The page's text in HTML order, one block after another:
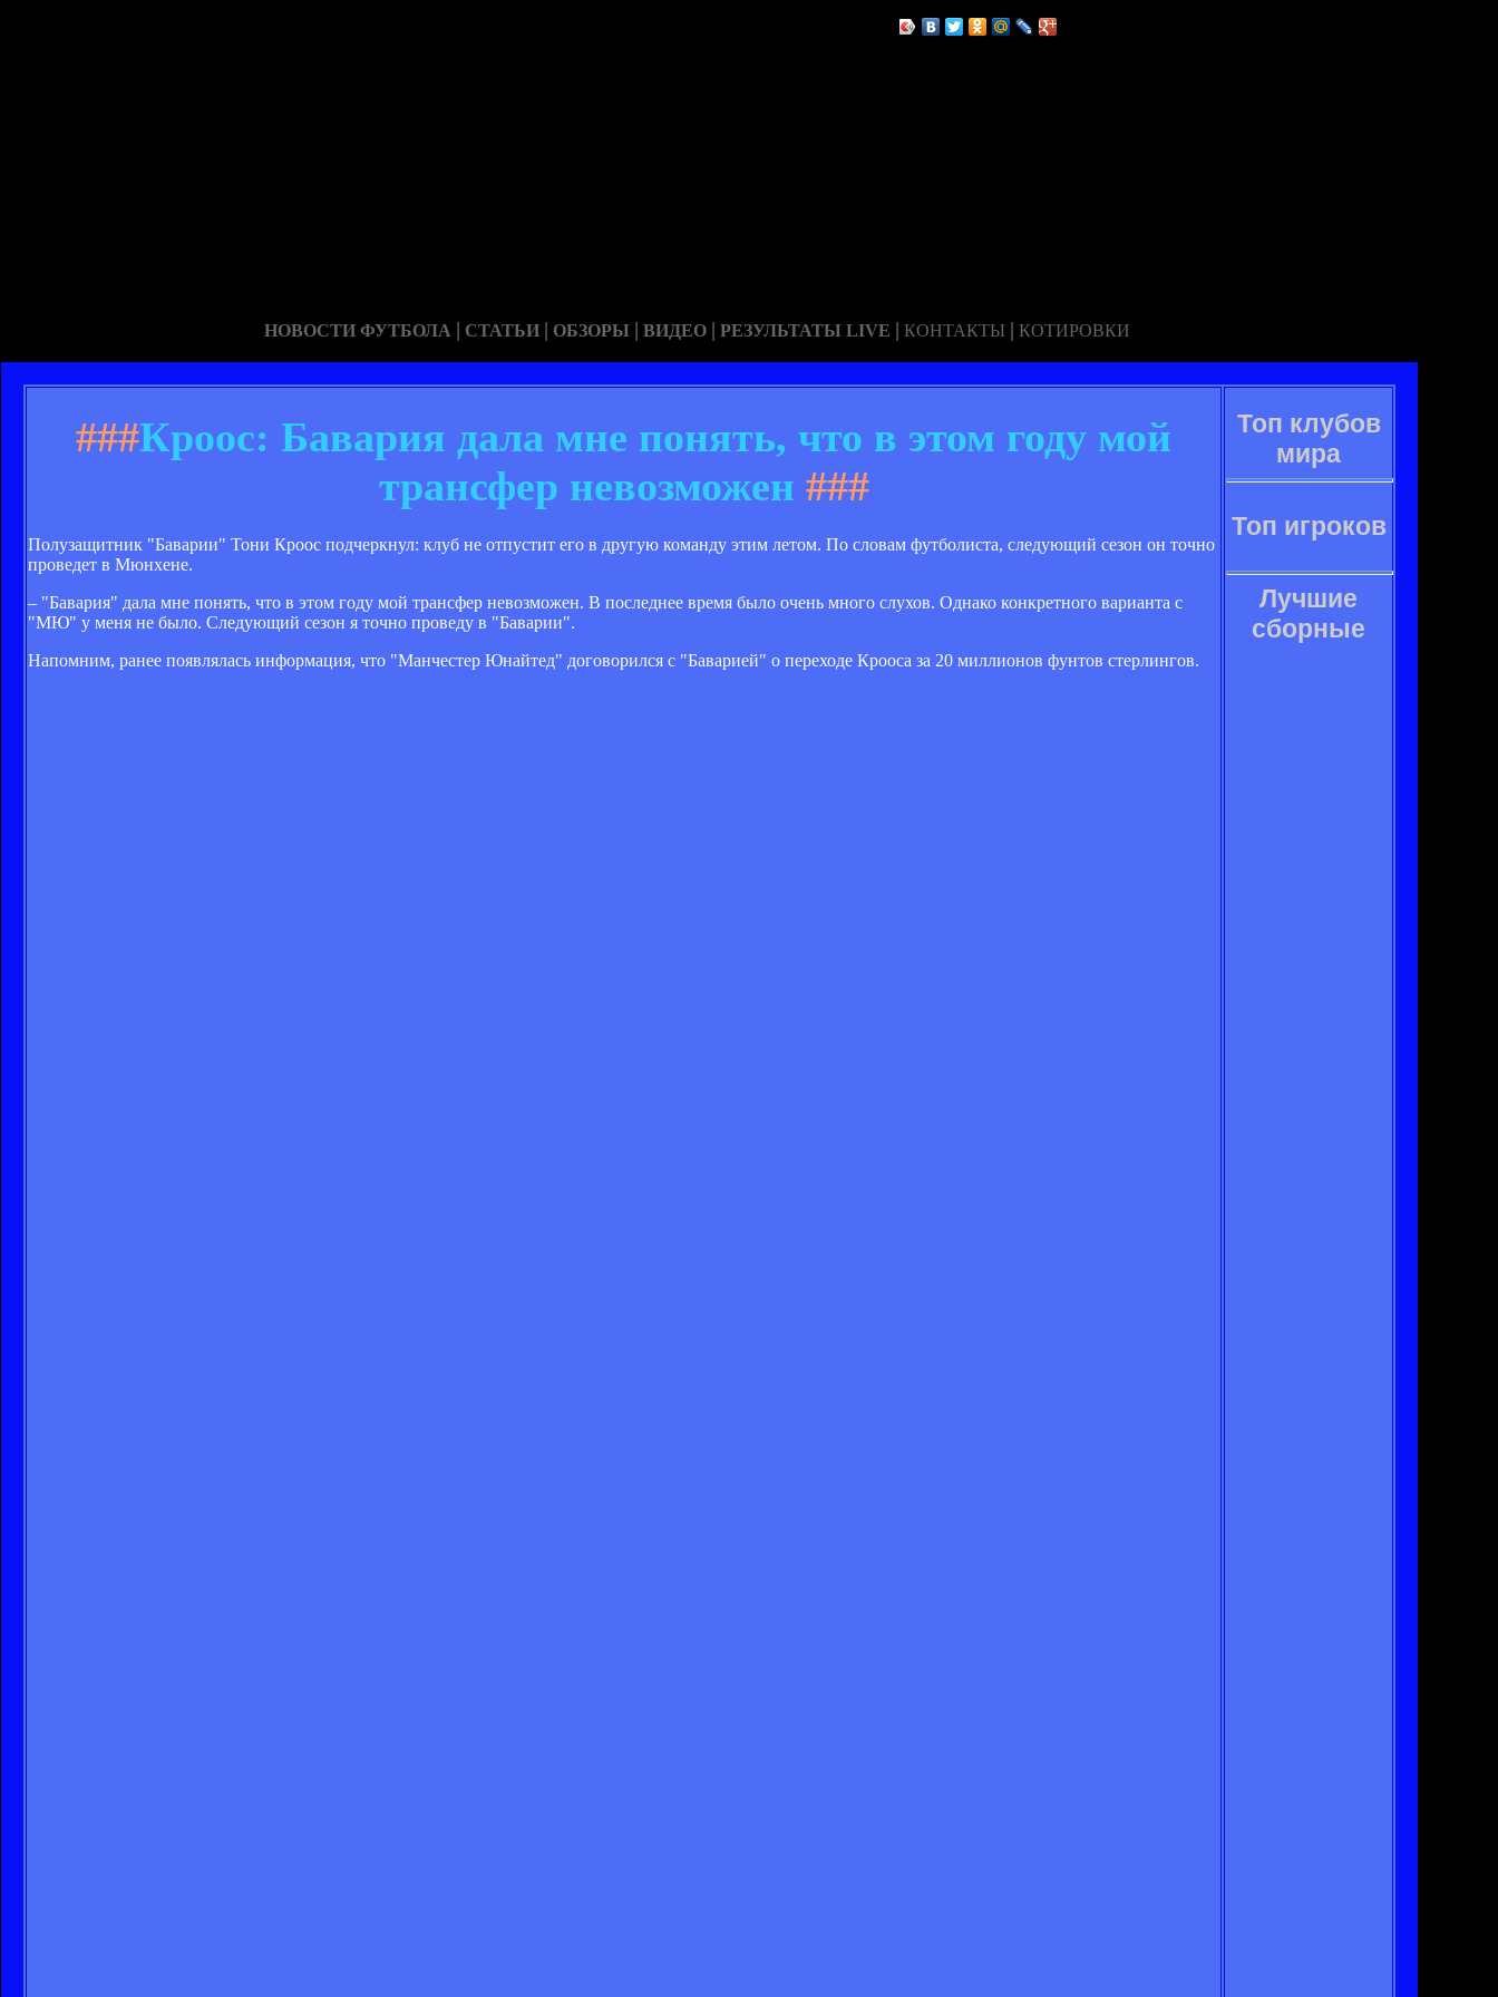
НОВОСТИ ФУТБОЛА | СТАТЬИ | ОБЗОРЫ | ВИДЕО | РЕЗУЛЬТАТЫ LIVE | КОНТАКТЫ | КОТИРОВКИ
###Кроос: Бавария дала мне понять, что в этом году мой
трансфер невозможен ###
Полузащитник "Баварии" Тони Кроос подчеркнул: клуб не отпустит его в другую команду этим летом. По словам футболиста, следующий сезон он точно
проведет в Мюнхене.
– "Бавария" дала мне понять, что в этом году мой трансфер невозможен. В последнее время было очень много слухов. Однако конкретного варианта с
"МЮ" у меня не было. Следующий сезон я точно проведу в "Баварии".
Напомним, ранее появлялась информация, что "Манчестер Юнайтед" договорился с "Баварией" о переходе Крооса за 20 миллионов фунтов стерлингов.
Топ клубов
мира
Топ игроков
Лучшие
сборные